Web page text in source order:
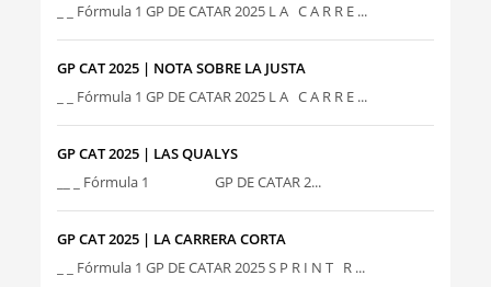
_ _ Fórmula 1 GP DE CATAR 2025 L A C A R R E ...
GP CAT 2025 | NOTA SOBRE LA JUSTA
_ _ Fórmula 1 GP DE CATAR 2025 L A C A R R E ...
GP CAT 2025 | LAS QUALYS
__ _ Fórmula 1 GP DE CATAR 2...
GP CAT 2025 | LA CARRERA CORTA
_ _ Fórmula 1 GP DE CATAR 2025 S P R I N T R ...